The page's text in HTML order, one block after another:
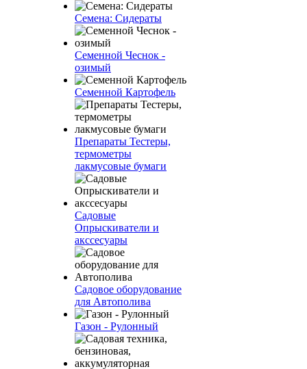
Семена: Сидераты
Семенной Чеснок -
озимый
Семенной Картофель
Препараты Тестеры,
термометры
лакмусовые бумаги
Садовые
Опрыскиватели и
акссесуары
Садовое оборудование
для Автополива
Газон - Рулонный